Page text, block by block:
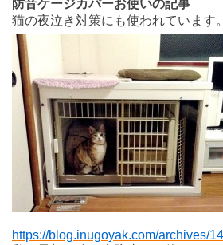
防音ケージカバーお使いの記事
猫の夜泣き対策にも使われています。
https://blog.inugoyak.com/archives/